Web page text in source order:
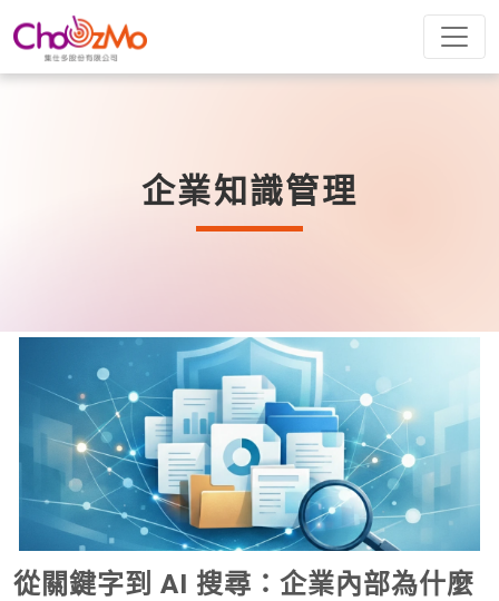
企業知識管理
從關鍵字到 AI 搜尋：企業內部為什麼